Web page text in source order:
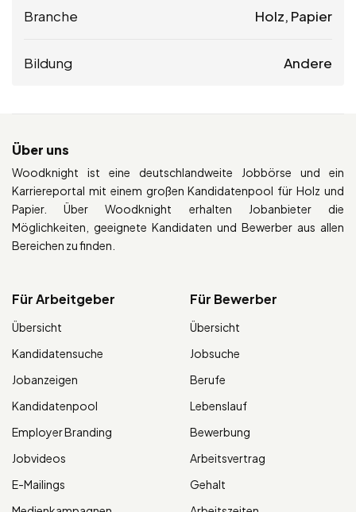
Branche Holz, Papier
Bildung Andere
Über uns
Woodknight ist eine deutschlandweite Jobbörse und ein
Karriereportal mit einem großen Kandidatenpool für Holz und
Papier. Über Woodknight erhalten Jobanbieter die
Möglichkeiten, geeignete Kandidaten und Bewerber aus allen
Bereichen zu finden.
Für Arbeitgeber
Übersicht
Kandidatensuche
Jobanzeigen
Kandidatenpool
Employer Branding
Jobvideos
E-Mailings
Für Bewerber
Übersicht
Jobsuche
Berufe
Lebenslauf
Bewerbung
Arbeitsvertrag
Gehalt